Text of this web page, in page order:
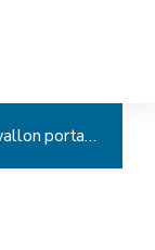
Arrêté du Gouvernement wallon portant exécution de l'article 47 du Code forestier relatif à l'utilisation d'huile biodégradable en forêt